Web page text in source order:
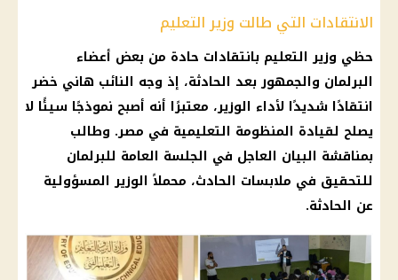
الانتقادات التي طالت وزير التعليم
حظي وزير التعليم بانتقادات حادة من بعض أعضاء
البرلمان والجمهور بعد الحادثة، إذ وجه النائب هاني خضر
انتقادًا شديدًا لأداء الوزير، معتبرًا أنه أصبح نموذجًا سيئًا لا
يصلح لقيادة المنظومة التعليمية في مصر. وطالب
بمناقشة البيان العاجل في الجلسة العامة للبرلمان
للتحقيق في ملابسات الحادث، محملاً الوزير المسؤولية
عن الحادثة.